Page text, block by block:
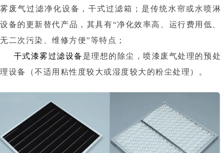
雾废气过滤净化设备，干式过滤箱；是传统水帘或水喷淋
设备的更新替代产品，其具有“净化效率高、运行费用低、
无二次污染、维修方便”等特点；
干式漆雾过滤设备 是理想的除尘，喷漆废气处理的预处
理设备（不适用粘性度较大或湿度较大的粉尘处理）。